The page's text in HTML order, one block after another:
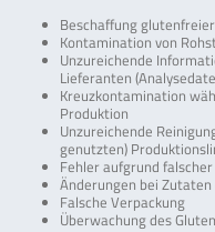
Beschaffung
Kontamination von
Unzureichende
Lieferanten
Kreuzkontamination
Produktion
Unzureichende
genutzten)
Fehler aufgrund
Änderungen bei
Falsche Verpackung
Überwachung des